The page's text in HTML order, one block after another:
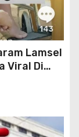
Lamsel
Viral Di
Kepala